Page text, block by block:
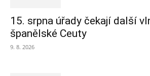
15. srpna úřady čekají další
španělské Ceuty
9. 8. 2026